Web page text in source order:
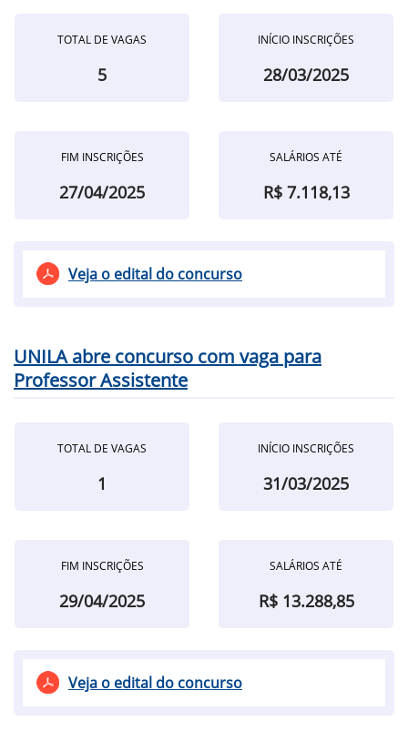
TOTAL DE VAGAS
5
INÍCIO INSCRIÇÕES
28/03/2025
FIM INSCRIÇÕES
27/04/2025
SALÁRIOS ATÉ
R$ 7.118,13
Veja o edital do concurso
UNILA abre concurso com vaga para
Professor Assistente
TOTAL DE VAGAS
1
INÍCIO INSCRIÇÕES
31/03/2025
FIM INSCRIÇÕES
29/04/2025
SALÁRIOS ATÉ
R$ 13.288,85
Veja o edital do concurso